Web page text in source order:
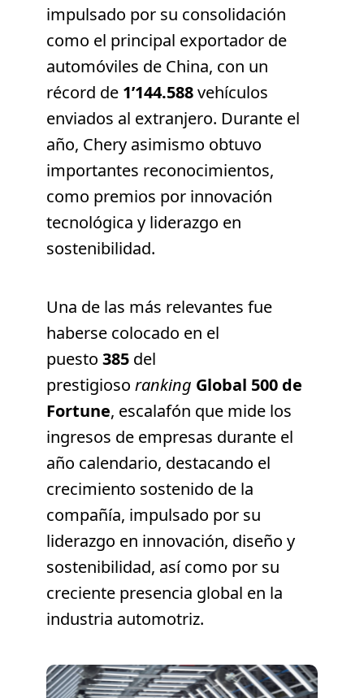
impulsado por su consolidación
como el principal exportador de
automóviles de China, con un
récord de 1’144.588vehículos
enviados al extranjero. Durante el
año, Chery asimismo obtuvo
importantes reconocimientos,
como premios por innovación
tecnológica y liderazgo en
sostenibilidad.
Una de las más relevantes fue
haberse colocado en el
puesto385 del
prestigiosoranking Global 500 de
Fortune, escalafón que mide los
ingresos de empresas durante el
año calendario, destacando el
crecimiento sostenido de la
compañía, impulsado por su
liderazgo en innovación, diseño y
sostenibilidad, así como por su
creciente presencia global en la
industria automotriz.